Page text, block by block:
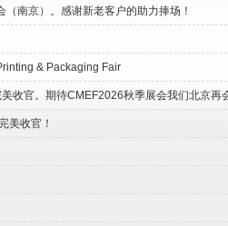
南京）。感谢新老客户的助力捧场！
& Packaging Fair
收官。期待CMEF2026秋季展会我们北京再
美收官！